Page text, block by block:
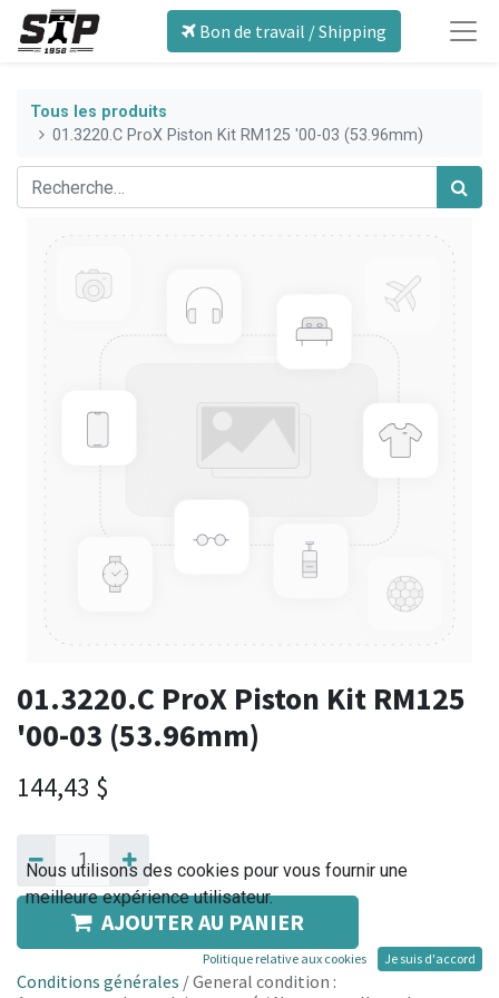
Bon de travail / Shipping
Tous les produits
01.3220.C ProX Piston Kit RM125 '00-03 (53.96mm)
01.3220.C ProX Piston Kit RM125
'00-03 (53.96mm)
144,43 $
AJOUTER AU PANIER
Conditions générales / General condition :
Nous utilisons des cookies pour vous fournir une
meilleure expérience utilisateur.
Politique relative aux cookies Je suis d'accord